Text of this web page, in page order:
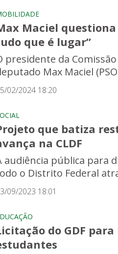
Maciel questiona
que é lugar”
presidente da
Max Maciel
02/2024 18:20
que batiza
na CLDF
audiência pública para
o Distrito Federal
09/2023 18:01
do GDF